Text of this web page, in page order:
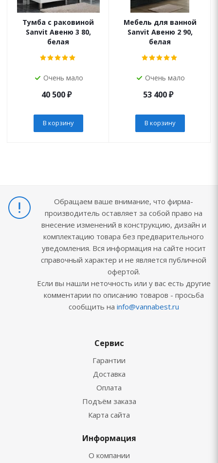
Тумба с раковиной
Sanvit Авеню 3 80,
белая
Очень мало
40 500₽
В корзину
Мебель для ванной
Sanvit Авеню 2 90,
белая
Очень мало
53 400₽
В корзину
Обращаем ваше внимание, что фирма-
производитель оставляет за собой право на
внесение изменений в конструкцию, дизайн и
комплектацию товара без предварительного
уведомления. Вся информация на сайте носит
справочный характер и не является публичной
офертой.
Если вы нашли неточность или у вас есть другие
комментарии по описанию товаров - просьба
сообщить на info@vannabest.ru
Сервис
Гарантии
Доставка
Оплата
Подъём заказа
Карта сайта
Информация
О компании